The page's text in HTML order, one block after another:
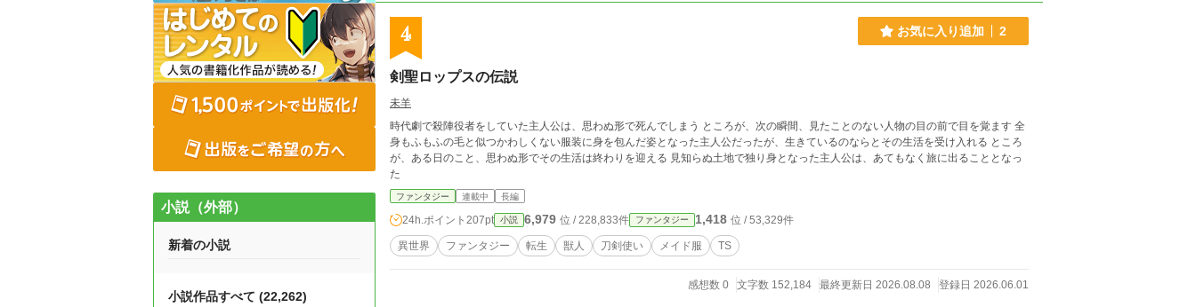
4 お気に入り追加 2
剣聖ロップスの伝説
未羊
時代劇で殺陣役者をしていた主人公は、思わぬ形で死んでしまう ところが、次の瞬間、見たことのない人物の目の前で目を覚ます 全
身もふもふの毛と似つかわしくない服装に身を包んだ姿となった主人公だったが、生きているのならとその生活を受け入れる ところ
が、ある日のこと、思わぬ形でその生活は終わりを迎える 見知らぬ土地で独り身となった主人公は、あてもなく旅に出ることとなっ
た
ファンタジー 連載中 長編
24h.ポイント 207pt 小説 6,979 位 / 228,833件 ファンタジー 1,418 位 / 53,329件
異世界 ファンタジー 転生 獣人 刀剣使い メイド服 TS
感想数 0 文字数 152,184 最終更新日 2026.08.08 登録日 2026.06.01
小説（外部）
新着の小説
小説作品すべて (22,262)